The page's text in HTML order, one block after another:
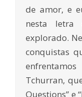
de amor, e
nesta letra
explorado.
conquistas
Tchurran,
Questions” e